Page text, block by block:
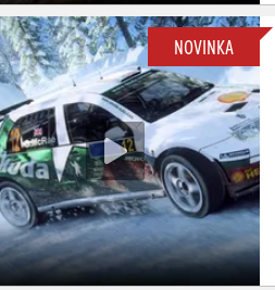
NOVINKA